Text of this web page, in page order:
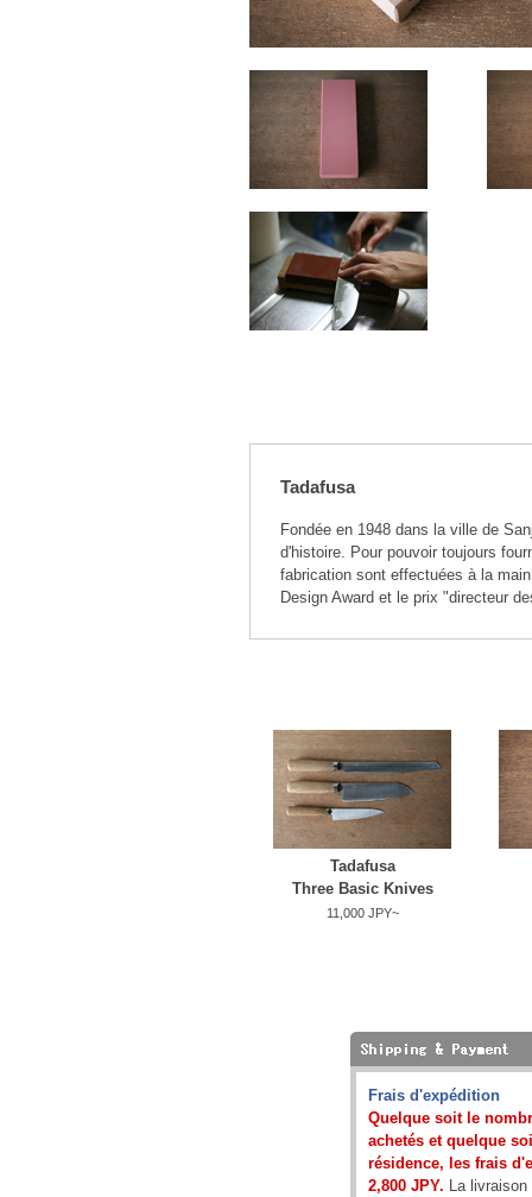
Tadafusa
Fondée en 1948 dans la ville de
d'histoire. Pour pouvoir toujours
fabrication sont effectuées à la
Design Award et le prix "directeur
Tadafusa
Three Basic Knives
11,000 JPY~
Frais d'expédition
Quelque soit le
achetés et quelque
résidence, les frais
2,800 JPY. La